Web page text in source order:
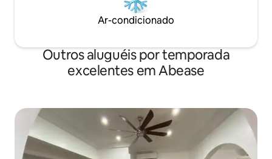
Ar-condicionado
Outros aluguéis por temporada
excelentes em Abease